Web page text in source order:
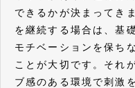
できるかが決まってき
を継続する場合は、基
モチベーションを保ち
ことが大切です。それ
ブ感のある環境で刺激